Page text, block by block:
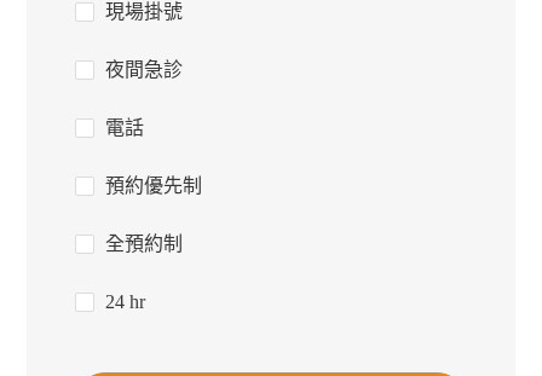
現場掛號
夜間急診
電話
預約優先制
全預約制
24 hr